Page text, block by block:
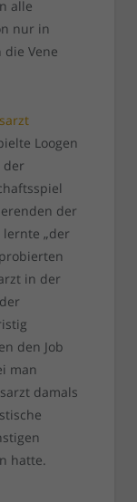
alle
nur in
Vene
Loogen
der
der
lernte „der
in der
den Job
man
damals
hatte.